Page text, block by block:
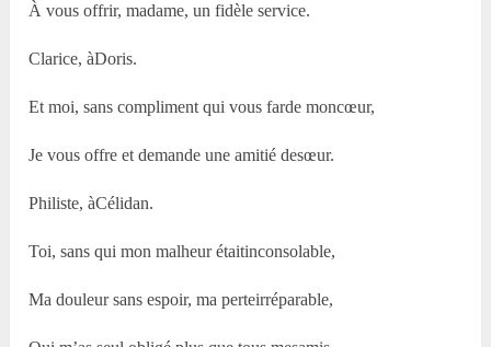
À vous offrir, madame, un fidèle service.
Clarice, àDoris.
Et moi, sans compliment qui vous farde moncœur,
Je vous offre et demande une amitié desœur.
Philiste, àCélidan.
Toi, sans qui mon malheur étaitinconsolable,
Ma douleur sans espoir, ma perteirréparable,